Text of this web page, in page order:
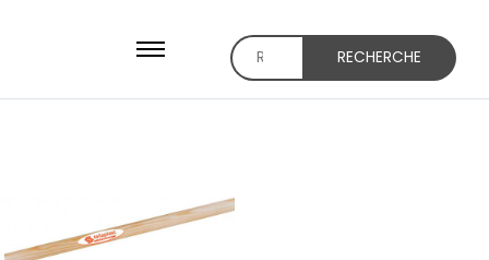
Recherche
RECHERCHE